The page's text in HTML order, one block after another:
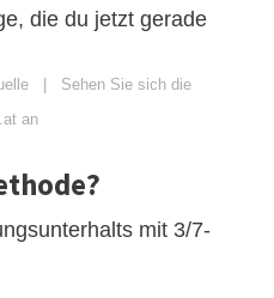
die du jetzt gerade
| Sehen Sie sich die
an
mit 3/7-